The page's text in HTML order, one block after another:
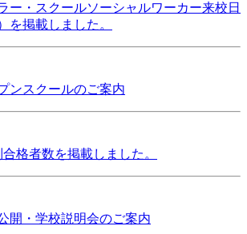
ー・スクールソーシャルワーカー来校日
を掲載しました。
スクールのご案内
格者数を掲載しました。
・学校説明会のご案内